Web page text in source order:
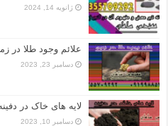
ژانویه 14, 2024
علائم وجود طلا در
دسامبر 23, 2023
لایه های خاک در
دسامبر 10, 2023